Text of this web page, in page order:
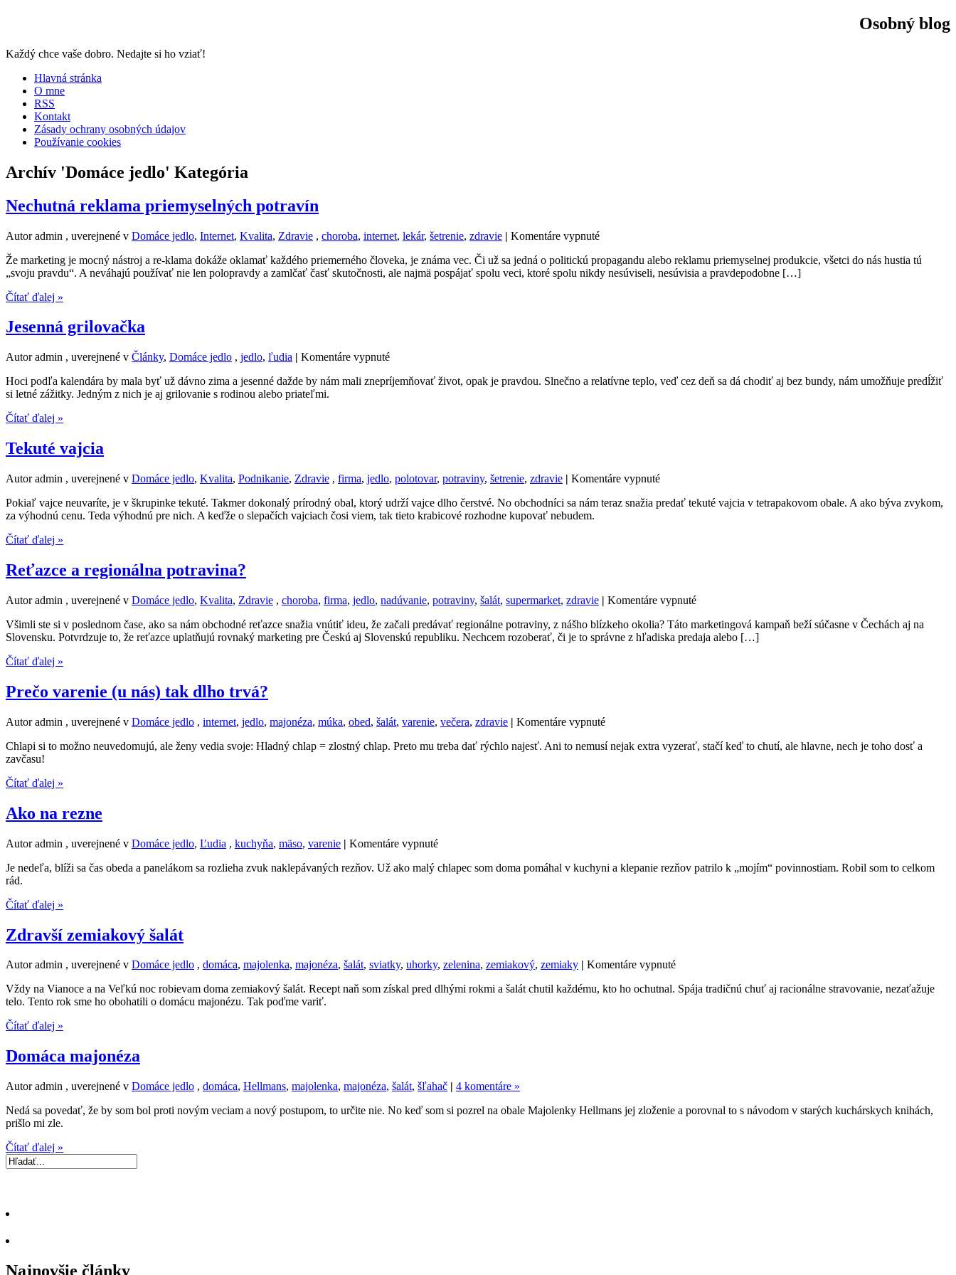
Osobný blog
Každý chce vaše dobro. Nedajte si ho vziať!
Hlavná stránka
O mne
RSS
Kontakt
Zásady ochrany osobných údajov
Používanie cookies
Archív 'Domáce jedlo' Kategória
Nechutná reklama priemyselných potravín
Autor admin , uverejnené v Domáce jedlo, Internet, Kvalita, Zdravie , choroba, internet, lekár, šetrenie, zdravie | Komentáre vypnuténa
reklama
priemyselných
Že marketing je mocný nástroj a re-klama dokáže oklamať každého priemerného človeka, je známa vec. Či už sa jedná o politickú propagandu alebo reklamu priemyselnej produkcie, všetci do nás hustia tú
„svoju pravdu“. A neváhajú používať nie len polopravdy a zamlčať časť skutočnosti, ale najmä pospájať spolu veci, ktoré spolu nikdy nesúviseli, nesúvisia a pravdepodobne […]
Čítať ďalej »
Jesenná grilovačka
Autor admin , uverejnené v Články, Domáce jedlo , jedlo, ľudia | Komentáre vypnuténa
grilovačka
Hoci podľa kalendára by mala byť už dávno zima a jesenné dažde by nám mali znepríjemňovať život, opak je pravdou. Slnečno a relatívne teplo, veď cez deň sa dá chodiť aj bez bundy, nám umožňuje predĺžiť
si letné zážitky. Jedným z nich je aj grilovanie s rodinou alebo priateľmi.
Čítať ďalej »
Tekuté vajcia
Autor admin , uverejnené v Domáce jedlo, Kvalita, Podnikanie, Zdravie , firma, jedlo, polotovar, potraviny, šetrenie, zdravie | Komentáre vypnuténa
vajcia
Pokiaľ vajce neuvaríte, je v škrupinke tekuté. Takmer dokonalý prírodný obal, ktorý udrží vajce dlho čerstvé. No obchodníci sa nám teraz snažia predať tekuté vajcia v tetrapakovom obale. A ako býva zvykom,
za výhodnú cenu. Teda výhodnú pre nich. A keďže o slepačích vajciach čosi viem, tak tieto krabicové rozhodne kupovať nebudem.
Čítať ďalej »
Reťazce a regionálna potravina?
Autor admin , uverejnené v Domáce jedlo, Kvalita, Zdravie , choroba, firma, jedlo, nadúvanie, potraviny, šalát, supermarket, zdravie | Komentáre vypnuténa
a
regionálna
Všimli ste si v poslednom čase, ako sa nám obchodné reťazce snažia vnútiť ideu, že začali predávať regionálne potraviny, z nášho blízkeho okolia? Táto marketingová kampaň beží súčasne v Čechách aj na
Slovensku. Potvrdzuje to, že reťazce uplatňujú rovnaký marketing pre Českú aj Slovenskú republiku. Nechcem rozoberať, či je to správne z hľadiska predaja alebo […]
Čítať ďalej »
Prečo varenie (u nás) tak dlho trvá?
Autor admin , uverejnené v Domáce jedlo , internet, jedlo, majonéza, múka, obed, šalát, varenie, večera, zdravie | Komentáre vypnuténa
varenie
Chlapi si to možno neuvedomujú, ale ženy vedia svoje: Hladný chlap = zlostný chlap. Preto mu treba dať rýchlo najesť. Ani to nemusí nejak extra vyzerať, stačí keď to chutí, ale hlavne, nech je toho dosť a
zavčasu!
Čítať ďalej »
Ako na rezne
Autor admin , uverejnené v Domáce jedlo, Ľudia , kuchyňa, mäso, varenie | Komentáre vypnuténa
na
Je nedeľa, blíži sa čas obeda a panelákom sa rozlieha zvuk naklepávaných rezňov. Už ako malý chlapec som doma pomáhal v kuchyni a klepanie rezňov patrilo k „mojím“ povinnostiam. Robil som to celkom
rád.
Čítať ďalej »
Zdravší zemiakový šalát
Autor admin , uverejnené v Domáce jedlo , domáca, majolenka, majonéza, šalát, sviatky, uhorky, zelenina, zemiakový, zemiaky | Komentáre vypnuténa
zemiakový
Vždy na Vianoce a na Veľkú noc robievam doma zemiakový šalát. Recept naň som získal pred dlhými rokmi a šalát chutil každému, kto ho ochutnal. Spája tradičnú chuť aj racionálne stravovanie, nezaťažuje
telo. Tento rok sme ho obohatili o domácu majonézu. Tak poďme variť.
Čítať ďalej »
Domáca majonéza
Autor admin , uverejnené v Domáce jedlo , domáca, Hellmans, majolenka, majonéza, šalát, šľahač | 4 komentáre »
Nedá sa povedať, že by som bol proti novým veciam a nový postupom, to určite nie. No keď som si pozrel na obale Majolenky Hellmans jej zloženie a porovnal to s návodom v starých kuchárskych knihách,
prišlo mi zle.
Čítať ďalej »
Najnovšie články